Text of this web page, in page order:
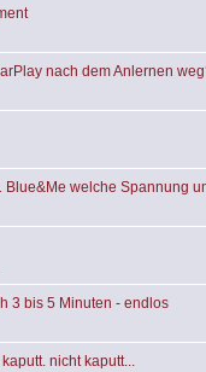
nach dem Anlernen
Blue&Me welche Spannung
3 bis 5 Minuten - endlos
nicht kaputt...